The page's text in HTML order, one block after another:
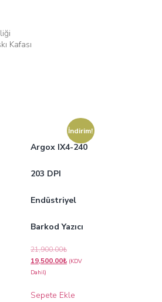
Kafası
İndirim!
Argox IX4-240
203 DPI
Endüstriyel
Barkod Yazıcı
21,900.00₺
19,500.00₺ (KDV
Dahil)
Sepete Ekle